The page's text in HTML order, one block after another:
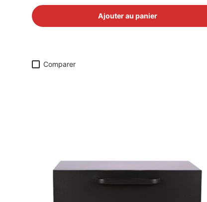
Ajouter au panier
Comparer